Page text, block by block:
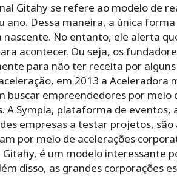
Gitahy se refere ao modelo de
ano. Dessa maneira, a única
nascente. No entanto, ele alerta
acontecer. Ou seja, os
para não ter receita por
em 2013 a Aceleradora
buscar empreendedores por
A Sympla, plataforma de
empresas a testar projetos,
por meio de acelerações
Gitahy, é um modelo interessante
disso, as grandes corporações